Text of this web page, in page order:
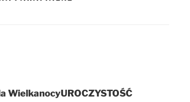
WielkanocyUROCZYSTOŚĆ